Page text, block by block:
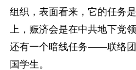
组织，表面看来，它的任务
上，赈济会是在中共地下党
还有一个暗线任务——联络
国学生。